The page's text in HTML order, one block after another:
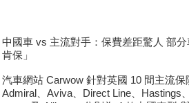
中國車 vs 主流對手：保費差距驚人 部
肯保」
汽車網站 Carwow 針對英國 10 間主流
Admiral、Aviva、Direct Line、Hastings